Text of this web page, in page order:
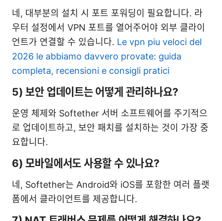
네, 대부분의 설치 시 포트 포워딩이 필요합니다. 라
우터 설정에서 VPN 포트를 열어주어야 외부 클라이
언트가 연결할 수 있습니다. Le vpn piu veloci del
2026 le abbiamo davvero provate: guida
completa, recensioni e consigli pratici
5) 보안 업데이트는 어떻게 관리하나요?
운영 체제와 Softether 서버 소프트웨어를 주기적으
로 업데이트하고, 보안 패치를 설치하는 것이 가장 중
요합니다.
6) 모바일에서도 사용할 수 있나요?
네, Softether는 Android와 iOS를 포함한 여러 플랫
폼에서 클라이언트를 제공합니다.